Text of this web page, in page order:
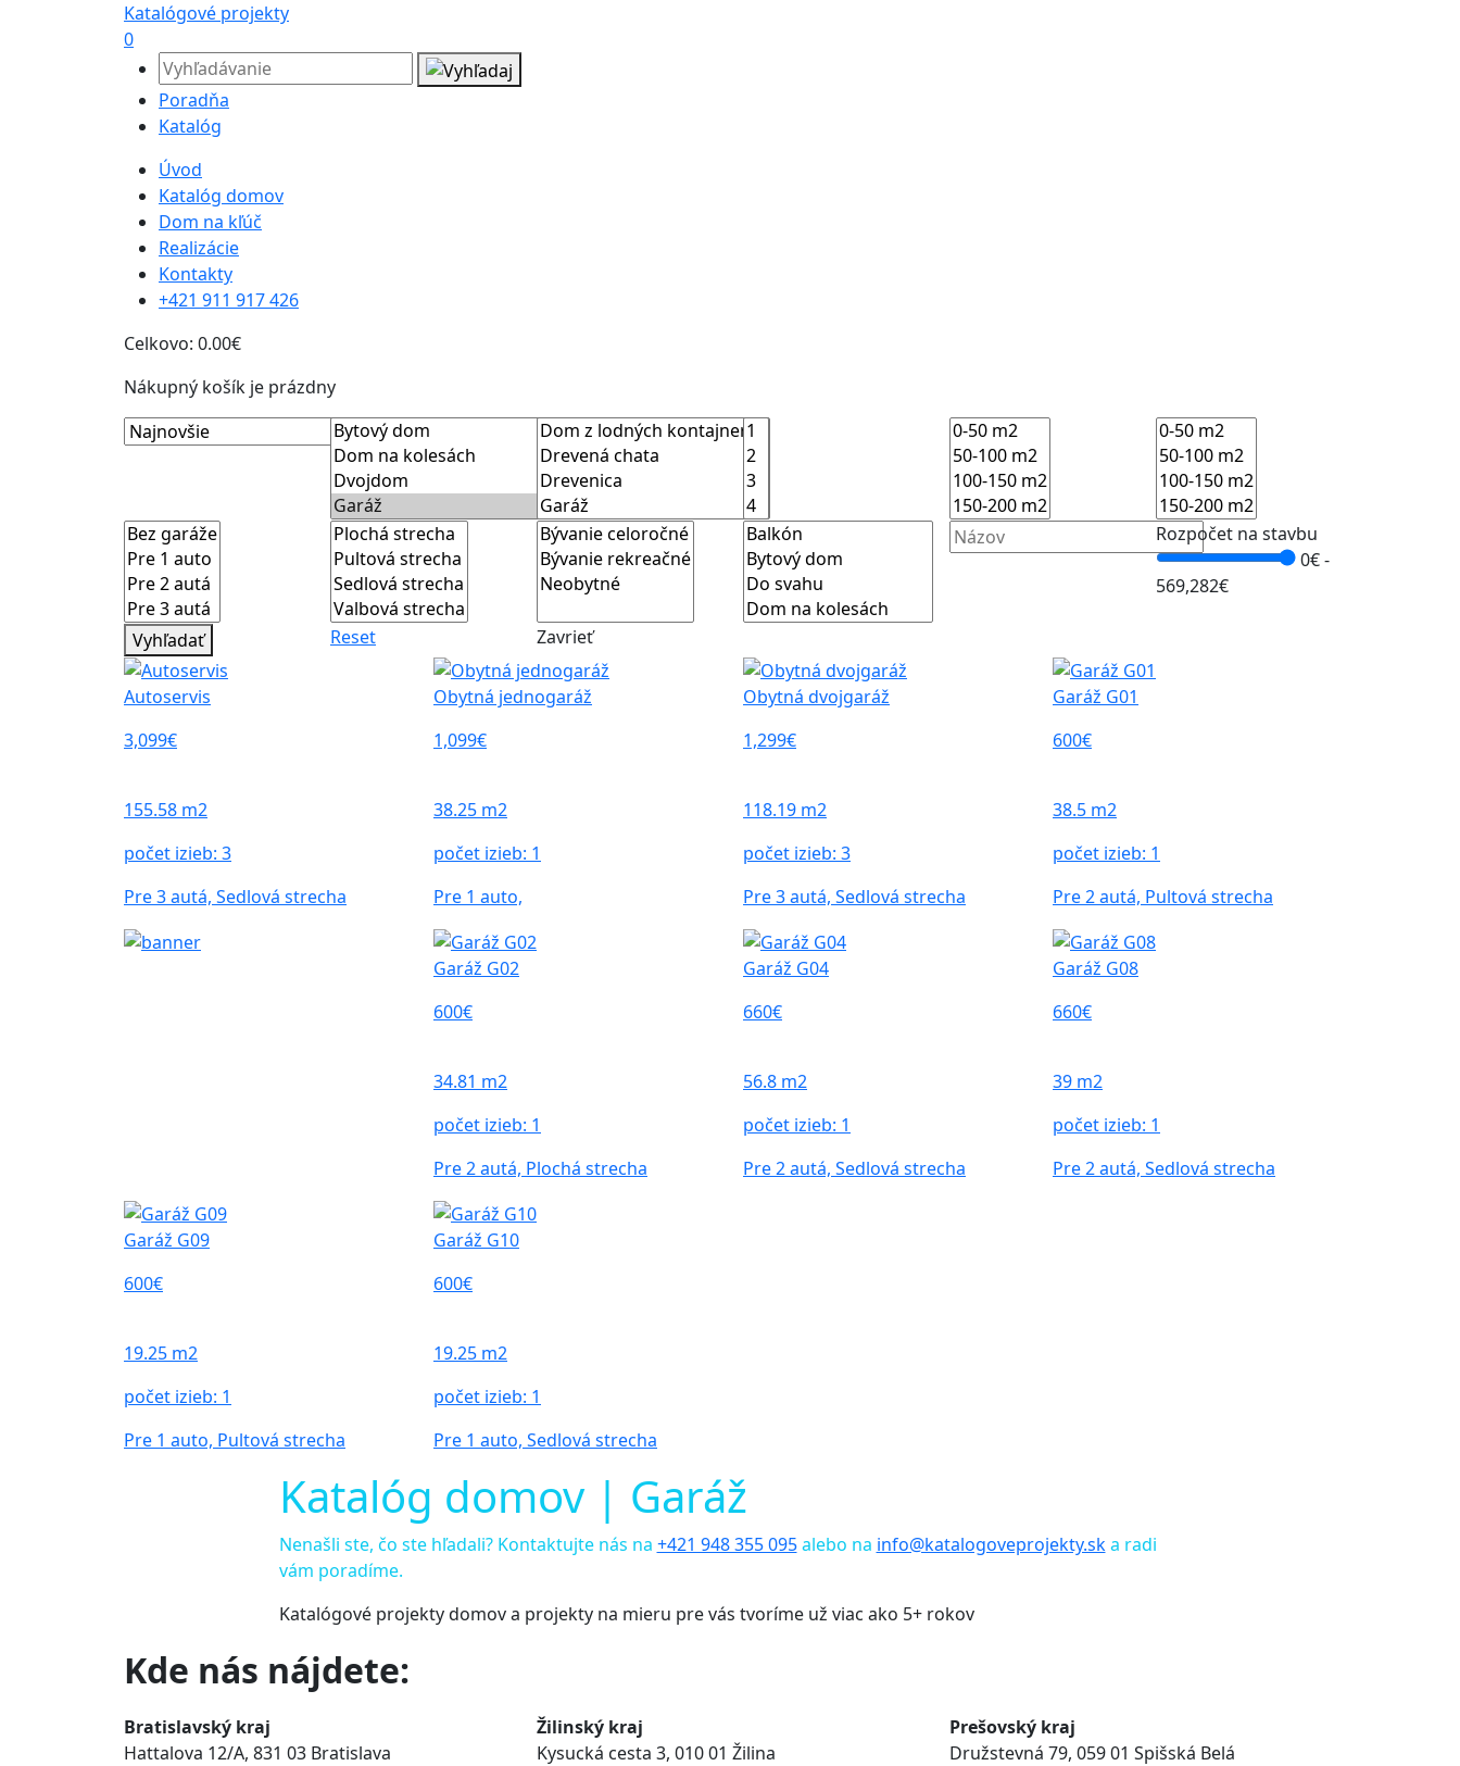
Katalógové projekty
0
Poradňa
Katalóg
Úvod
Katalóg domov
Dom na kľúč
Realizácie
Kontakty
+421 911 917 426
Celkovo: 0.00€
Nákupný košík je prázdny
Rozpočet na stavbu
0€ -
569,282€
Vyhľadať Reset Zavrieť
Autoservis
3,099€
155.58 m2
počet izieb: 3
Pre 3 autá, Sedlová strecha
Obytná jednogaráž
1,099€
38.25 m2
počet izieb: 1
Pre 1 auto,
Obytná dvojgaráž
1,299€
118.19 m2
počet izieb: 3
Pre 3 autá, Sedlová strecha
Garáž G01
600€
38.5 m2
počet izieb: 1
Pre 2 autá, Pultová strecha
Garáž G02
600€
34.81 m2
počet izieb: 1
Pre 2 autá, Plochá strecha
Garáž G04
660€
56.8 m2
počet izieb: 1
Pre 2 autá, Sedlová strecha
Garáž G08
660€
39 m2
počet izieb: 1
Pre 2 autá, Sedlová strecha
Garáž G09
600€
19.25 m2
počet izieb: 1
Pre 1 auto, Pultová strecha
Garáž G10
600€
19.25 m2
počet izieb: 1
Pre 1 auto, Sedlová strecha
Katalóg domov | Garáž
Nenašli ste, čo ste hľadali? Kontaktujte nás na +421 948 355 095alebo na info@katalogoveprojekty.ska radi
vám poradíme.
Katalógové projekty domov a projekty na mieru pre vás tvoríme už viac ako 5+ rokov
Kde nás nájdete:
Bratislavský kraj
Hattalova 12/A, 831 03 Bratislava
Žilinský kraj
Kysucká cesta 3, 010 01 Žilina
Prešovský kraj
Družstevná 79, 059 01 Spišská Belá